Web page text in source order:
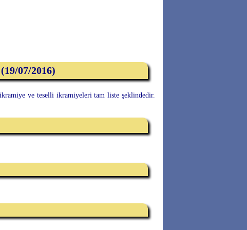
07/2016)
ve teselli ikramiyeleri tam liste şeklindedir.